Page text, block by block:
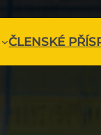
ČLENSKÉ